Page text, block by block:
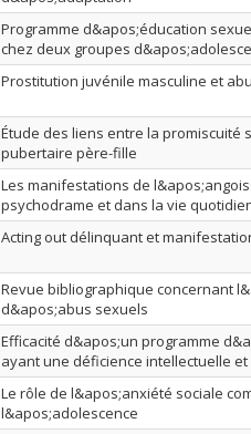
Programme d&apos;éducation
chez deux groupes
Prostitution juvénile masculine et
Étude des liens entre la promiscuité
pubertaire père-fille
Les manifestations de
psychodrame et dans la vie
Acting out délinquant et
Revue bibliographique concernant
d&apos;abus sexuels
Efficacité d&apos;un programme
ayant une déficience intellectuelle
Le rôle de l&apos;anxiété sociale
l&apos;adolescence